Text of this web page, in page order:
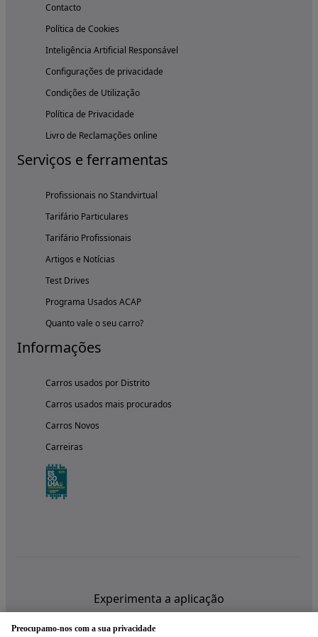
Contacto
Política de Cookies
Inteligência Artificial Responsável
Configurações de privacidade
Condições de Utilização
Política de Privacidade
Livro de Reclamações online
Serviços e ferramentas
Profissionais no Standvirtual
Tarifário Particulares
Tarifário Profissionais
Artigos e Notícias
Test Drives
Programa Usados ACAP
Quanto vale o seu carro?
Informações
Carros usados por Distrito
Carros usados mais procurados
Carros Novos
Carreiras
Experimenta a aplicação
Preocupamo-nos com a sua privacidade